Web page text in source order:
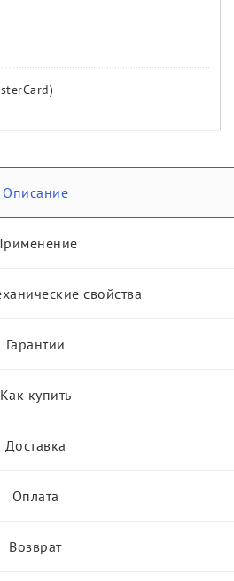
Описание
свойства
Гарантии
Как купить
Доставка
Оплата
Возврат